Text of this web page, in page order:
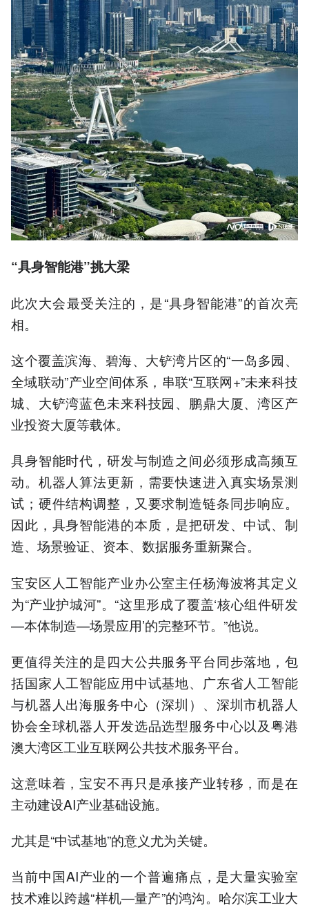
“具身智能港”挑大梁
此次大会最受关注的，是“具身智能港”的首次亮
相。
这个覆盖滨海、碧海、大铲湾片区的“一岛多园、
全域联动”产业空间体系，串联“互联网+”未来科技
城、大铲湾蓝色未来科技园、鹏鼎大厦、湾区产
业投资大厦等载体。
具身智能时代，研发与制造之间必须形成高频互
动。机器人算法更新，需要快速进入真实场景测
试；硬件结构调整，又要求制造链条同步响应。
因此，具身智能港的本质，是把研发、中试、制
造、场景验证、资本、数据服务重新聚合。
宝安区人工智能产业办公室主任杨海波将其定义
为“产业护城河”。“这里形成了覆盖‘核心组件研发
—本体制造—场景应用’的完整环节。”他说。
更值得关注的是四大公共服务平台同步落地，包
括国家人工智能应用中试基地、广东省人工智能
与机器人出海服务中心（深圳）、深圳市机器人
协会全球机器人开发选品选型服务中心以及粤港
澳大湾区工业互联网公共技术服务平台。
这意味着，宝安不再只是承接产业转移，而是在
主动建设AI产业基础设施。
尤其是“中试基地”的意义尤为关键。
当前中国AI产业的一个普遍痛点，是大量实验室
技术难以跨越“样机—量产”的鸿沟。哈尔滨工业大